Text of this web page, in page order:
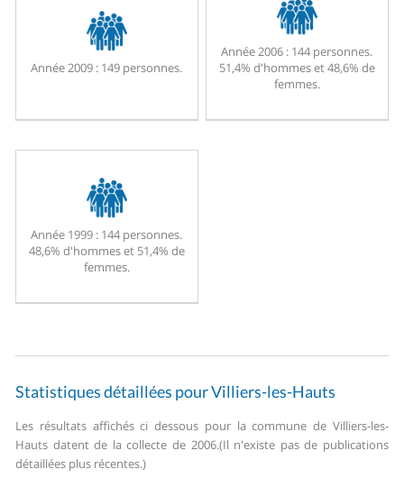
Année 2009 : 149 personnes.
Année 2006 : 144 personnes.
51,4% d'hommes et 48,6% de
femmes.
Année 1999 : 144 personnes.
48,6% d'hommes et 51,4% de
femmes.
Statistiques détaillées pour Villiers-les-Hauts
Les résultats affichés ci dessous pour la commune de Villiers-les-
Hauts datent de la collecte de 2006.(Il n'existe pas de publications
détaillées plus récentes.)